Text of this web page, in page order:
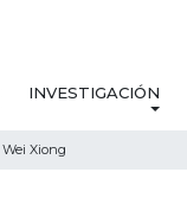
INVESTIGACIÓN
Wei Xiong